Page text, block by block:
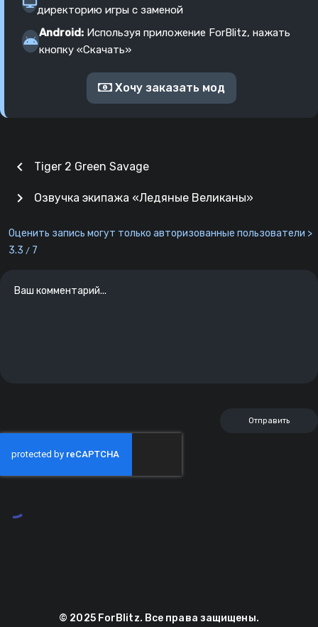
директорию игры с заменой
Android: Используя приложение ForBlitz, нажать
кнопку «Скачать»
Хочу заказать мод
chevron_left Tiger 2 Green Savage
Озвучка экипажа «Ледяные Великаны»
chevron_right
Оценить запись могут только авторизованные пользователи >
3.3 / 7
© 2025 ForBlitz. Все права защищены.